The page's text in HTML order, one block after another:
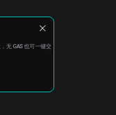
无 GAS 也可一键交